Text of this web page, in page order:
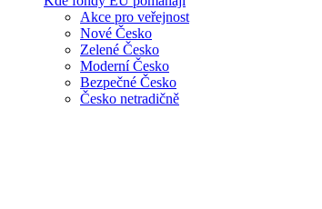
Akce pro veřejnost
Nové Česko
Zelené Česko
Moderní Česko
Bezpečné Česko
Česko netradičně